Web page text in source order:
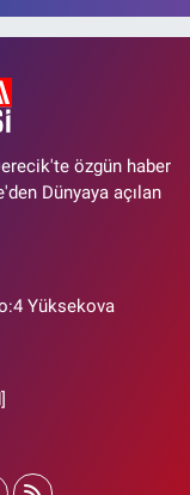
özgün haber
Dünyaya açılan
Yüksekova